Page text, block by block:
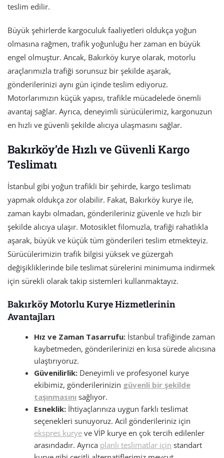
teslim edilir.
Büyük şehirlerde kargoculuk faaliyetleri oldukça yoğun
olmasına rağmen, trafik yoğunluğu her zaman en büyük
engel olmuştur. Ancak, Bakırköy kurye olarak, motorlu
araçlarımızla trafiği sorunsuz bir şekilde aşarak,
gönderilerinizi aynı gün içinde teslim ediyoruz.
Motorlarımızın küçük yapısı, trafikle mücadelede önemli
avantaj sağlar. Ayrıca, deneyimli sürücülerimiz, kargonuzun
en hızlı ve güvenli şekilde alıcıya ulaşmasını sağlar.
Bakırköy’de Hızlı ve Güvenli Kargo
Teslimatı
İstanbul gibi yoğun trafikli bir şehirde, kargo teslimatı
yapmak oldukça zor olabilir. Fakat, Bakırköy kurye ile,
zaman kaybı olmadan, gönderileriniz güvenle ve hızlı bir
şekilde alıcıya ulaşır. Motosiklet filomuzla, trafiği rahatlıkla
aşarak, büyük ve küçük tüm gönderileri teslim etmekteyiz.
Sürücülerimizin trafik bilgisi yüksek ve güzergah
değişikliklerinde bile teslimat sürelerini minimuma indirmek
için sürekli olarak takip sistemleri kullanmaktayız.
Bakırköy Motorlu Kurye Hizmetlerinin
Avantajları
Hız ve Zaman Tasarrufu: İstanbul trafiğinde zaman
kaybetmeden, gönderilerinizi en kısa sürede alıcısına
ulaştırıyoruz.
Güvenilirlik: Deneyimli ve profesyonel kurye
ekibimiz, gönderilerinizin güvenli bir şekilde
taşınmasını sağlıyor.
Esneklik: İhtiyaçlarınıza uygun farklı teslimat
seçenekleri sunuyoruz. Acil gönderileriniz için
ekspres kurye ve VİP kurye en çok tercih edilenler
arasındadır. Ayrıca planlı teslimatlar için standart